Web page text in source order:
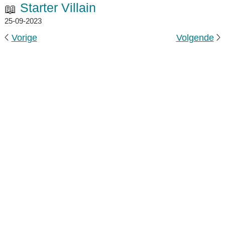
Starter Villain
25-09-2023
Vorige Volgende